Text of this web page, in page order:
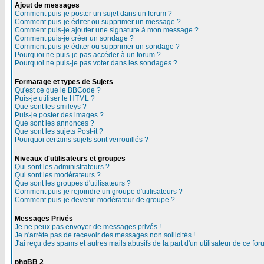
Ajout de messages
Comment puis-je poster un sujet dans un forum ?
Comment puis-je éditer ou supprimer un message ?
Comment puis-je ajouter une signature à mon message ?
Comment puis-je créer un sondage ?
Comment puis-je éditer ou supprimer un sondage ?
Pourquoi ne puis-je pas accéder à un forum ?
Pourquoi ne puis-je pas voter dans les sondages ?
Formatage et types de Sujets
Qu'est ce que le BBCode ?
Puis-je utiliser le HTML ?
Que sont les smileys ?
Puis-je poster des images ?
Que sont les annonces ?
Que sont les sujets Post-it ?
Pourquoi certains sujets sont verrouillés ?
Niveaux d'utilisateurs et groupes
Qui sont les administrateurs ?
Qui sont les modérateurs ?
Que sont les groupes d'utilisateurs ?
Comment puis-je rejoindre un groupe d'utilisateurs ?
Comment puis-je devenir modérateur de groupe ?
Messages Privés
Je ne peux pas envoyer de messages privés !
Je n'arrête pas de recevoir des messages non sollicités !
J'ai reçu des spams et autres mails abusifs de la part d'un utilisateur de ce
phpBB 2